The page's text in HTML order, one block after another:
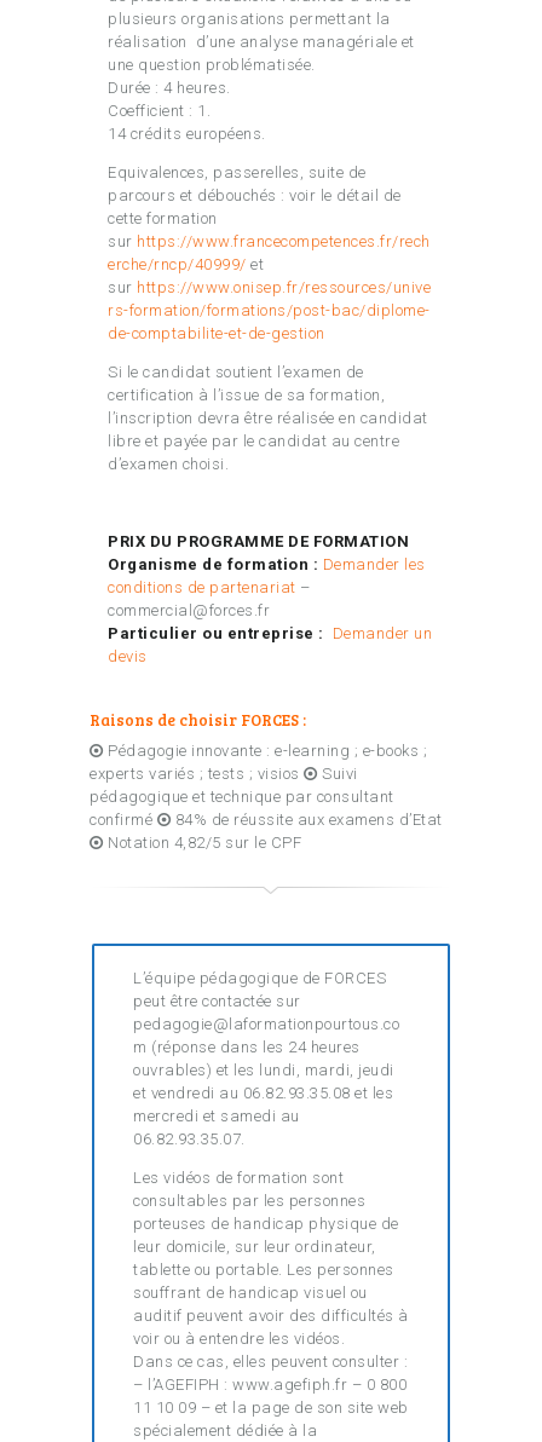
plusieurs organisations permettant la
réalisation d’une analyse managériale et
une question problématisée.
Durée : 4 heures.
Coefficient : 1.
14 crédits européens.
Equivalences, passerelles, suite de
parcours et débouchés : voir le détail de
cette formation
sur https://www.francecompetences.fr/rech
erche/rncp/40999/ et
sur https://www.onisep.fr/ressources/unive
rs-formation/formations/post-bac/diplome-
de-comptabilite-et-de-gestion
Si le candidat soutient l’examen de
certification à l’issue de sa formation,
l’inscription devra être réalisée en candidat
libre et payée par le candidat au centre
d’examen choisi.
PRIX DU PROGRAMME DE FORMATION
Organisme de formation : Demander les
conditions de partenariat –
commercial@forces.fr
Particulier ou entreprise : Demander un
devis
Raisons de choisir FORCES :
Pédagogie innovante : e-learning ; e-books ;
experts variés ; tests ; visios
Suivi
pédagogique et technique par consultant
confirmé
84% de réussite aux examens d’Etat
Notation 4,82/5 sur le CPF
L’équipe pédagogique de FORCES
peut être contactée sur
pedagogie@laformationpourtous.co
m (réponse dans les 24 heures
ouvrables) et les lundi, mardi, jeudi
et vendredi au 06.82.93.35.08 et les
mercredi et samedi au
06.82.93.35.07.
Les vidéos de formation sont
consultables par les personnes
porteuses de handicap physique de
leur domicile, sur leur ordinateur,
tablette ou portable. Les personnes
souffrant de handicap visuel ou
auditif peuvent avoir des difficultés à
voir ou à entendre les vidéos.
Dans ce cas, elles peuvent consulter :
– l’AGEFIPH : www.agefiph.fr – 0 800
11 10 09 – et la page de son site web
spécialement dédiée à la